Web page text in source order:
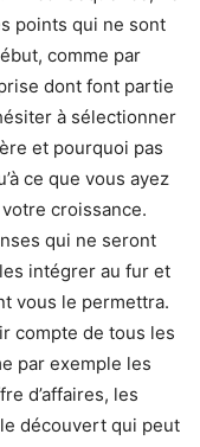
points qui ne sont
comme par
dont font partie
à sélectionner
et pourquoi pas
ce que vous ayez
croissance.
qui ne seront
intégrer au fur et
vous le permettra.
compte de tous les
par exemple les
d’affaires, les
découvert qui peut